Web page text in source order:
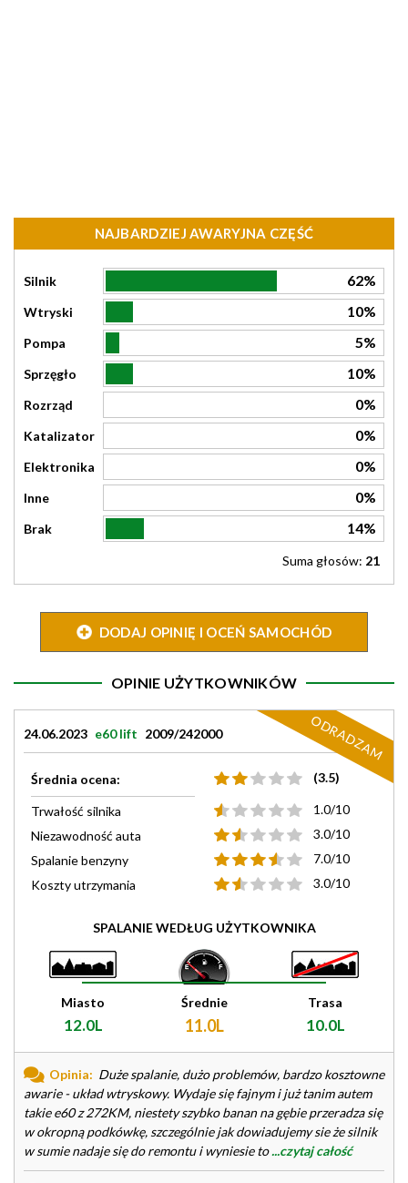
NAJBARDZIEJ AWARYJNA CZĘŚĆ
Silnik 62%
Wtryski 10%
Pompa 5%
Sprzęgło 10%
Rozrząd 0%
Katalizator 0%
Elektronika 0%
Inne 0%
Brak 14%
Suma głosów: 21
DODAJ OPINIĘ I OCEŃ SAMOCHÓD
OPINIE UŻYTKOWNIKÓW
24.06.2023 e60 lift 2009/242000
Średnia ocena: (3.5)
Trwałość silnika
1.0/10
Niezawodność auta
3.0/10
Spalanie benzyny
7.0/10
Koszty utrzymania
3.0/10
SPALANIE WEDŁUG UŻYTKOWNIKA
Miasto
12.0L
Średnie
11.0L
Trasa
10.0L
Opinia: Duże spalanie, dużo problemów, bardzo kosztowne
awarie - układ wtryskowy. Wydaje się fajnym i już tanim autem
takie e60 z 272KM, niestety szybko banan na gębie przeradza się
w okropną podkówkę, szczególnie jak dowiadujemy sie że silnik
w sumie nadaje się do remontu i wyniesie to...czytaj całość
ODRADZAM